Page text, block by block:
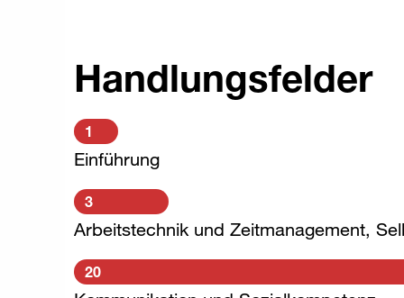
Handlungsfelder
1
Einführung
3
Arbeitstechnik und Zeitmanagement,
20